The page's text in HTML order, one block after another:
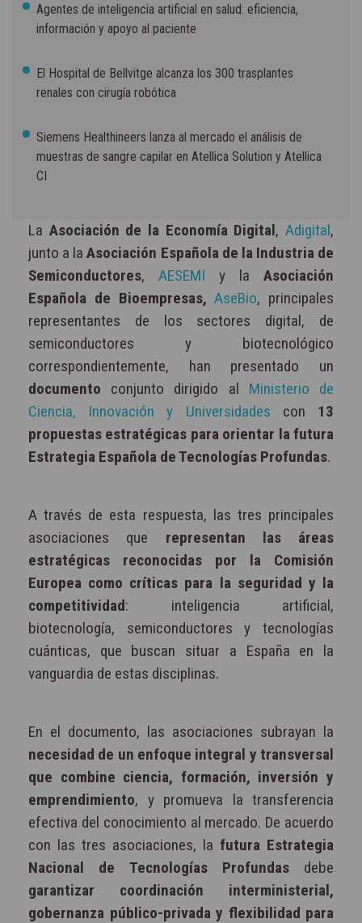
Agentes de inteligencia artificial en salud: eficiencia,
información y apoyo al paciente
El Hospital de Bellvitge alcanza los 300 trasplantes
renales con cirugía robótica
Siemens Healthineers lanza al mercado el análisis de
muestras de sangre capilar en Atellica Solution y Atellica
CI
La Asociación de la Economía Digital,Adigital,
junto a laAsociación Española de la Industria de
Semiconductores, AESEMI y la Asociación
Española de Bioempresas, AseBio, principales
representantes de los sectores digital, de
semiconductores y biotecnológico
correspondientemente, han presentado un
documento conjunto dirigido al Ministerio de
Ciencia, Innovación y Universidades con 13
propuestas estratégicas para orientar la futura
Estrategia Española de Tecnologías Profundas.
A través de esta respuesta, las tres principales
asociaciones que representan las áreas
estratégicas reconocidas por la Comisión
Europea como críticas para la seguridad y la
competitividad: inteligencia artificial,
biotecnología, semiconductores y tecnologías
cuánticas, que buscan situar a España en la
vanguardia de estas disciplinas.
En el documento, las asociaciones subrayan la
necesidad de un enfoque integral y transversal
que combine ciencia, formación, inversión y
emprendimiento, y promueva la transferencia
efectiva del conocimiento al mercado. De acuerdo
con las tres asociaciones, la futura Estrategia
Nacional de Tecnologías Profundasdebe
garantizar coordinación interministerial,
gobernanza público-privada y flexibilidad para